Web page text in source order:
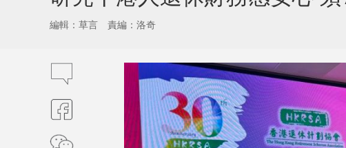
編輯：草言 責編：洛奇